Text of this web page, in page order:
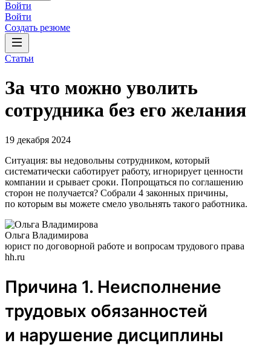
Войти
Войти
Создать резюме
Статьи
За что можно уволить
сотрудника без его желания
19 декабря 2024
Ситуация: вы недовольны сотрудником, который
систематически саботирует работу, игнорирует ценности
компании и срывает сроки. Попрощаться по соглашению
сторон не получается? Собрали 4 законных причины,
по которым вы можете смело увольнять такого работника.
Ольга Владимирова
юрист по договорной работе и вопросам трудового права
hh.ru
Причина 1. Неисполнение
трудовых обязанностей
и нарушение дисциплины